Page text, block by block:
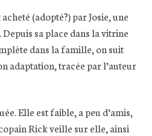
(adopté?) par Josie, une
sa place dans la vitrine
dans la famille, on suit
adaptation, tracée par l’auteur
Elle est faible, a peu d’amis,
Rick veille sur elle, ainsi